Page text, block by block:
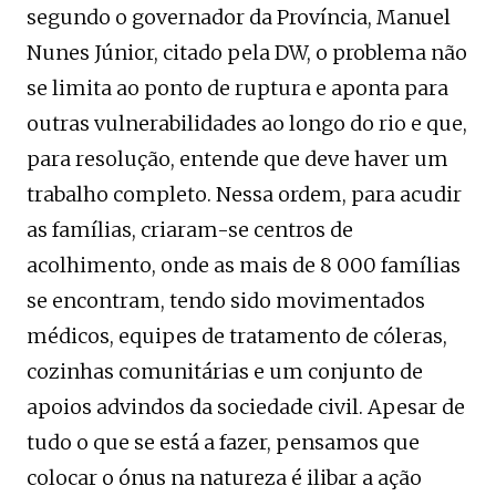
segundo o governador da Província, Manuel
Nunes Júnior, citado pela DW, o problema não
se limita ao ponto de ruptura e aponta para
outras vulnerabilidades ao longo do rio e que,
para resolução, entende que deve haver um
trabalho completo. Nessa ordem, para acudir
as famílias, criaram-se centros de
acolhimento, onde as mais de 8 000 famílias
se encontram, tendo sido movimentados
médicos, equipes de tratamento de cóleras,
cozinhas comunitárias e um conjunto de
apoios advindos da sociedade civil. Apesar de
tudo o que se está a fazer, pensamos que
colocar o ónus na natureza é ilibar a ação